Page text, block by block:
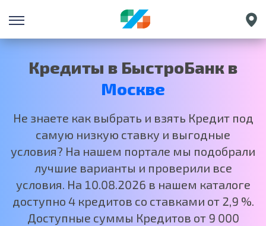
Санкт-Петербург
Кредиты в БыстроБанк в
Москве
Не знаете как выбрать и взять Кредит под
самую низкую ставку и выгодные
условия? На нашем портале мы подобрали
лучшие варианты и проверили все
условия. На 10.08.2026 в нашем каталоге
доступно 4 кредитов со ставками от 2,9 %.
Доступные суммы Кредитов от 9 000